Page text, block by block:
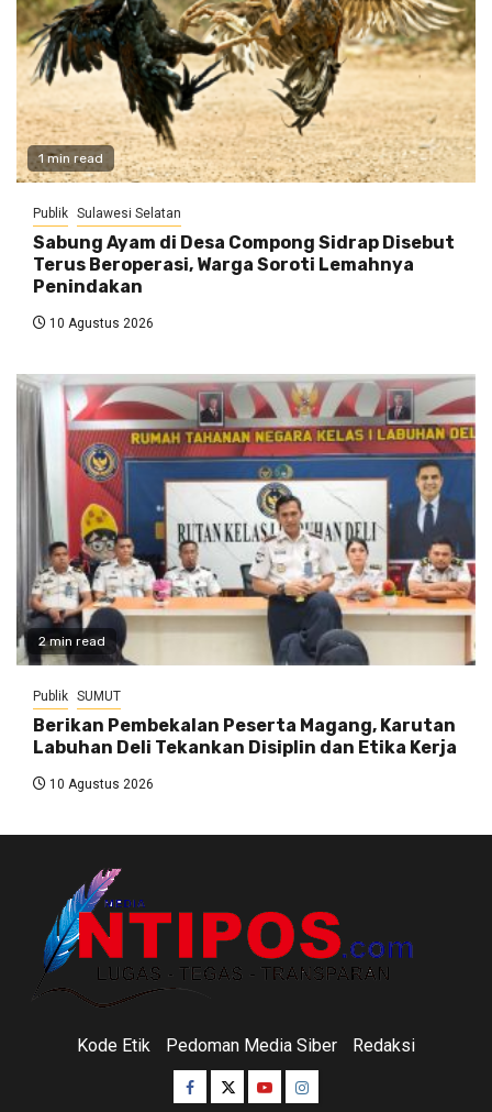
1 min read
Publik Sulawesi Selatan
Sabung Ayam di Desa Compong Sidrap Disebut
Terus Beroperasi, Warga Soroti Lemahnya
Penindakan
10 Agustus 2026
2 min read
Publik SUMUT
Berikan Pembekalan Peserta Magang, Karutan
Labuhan Deli Tekankan Disiplin dan Etika Kerja
10 Agustus 2026
Kode Etik Pedoman Media Siber Redaksi
Facebook
TwitterYoutubeInstagram